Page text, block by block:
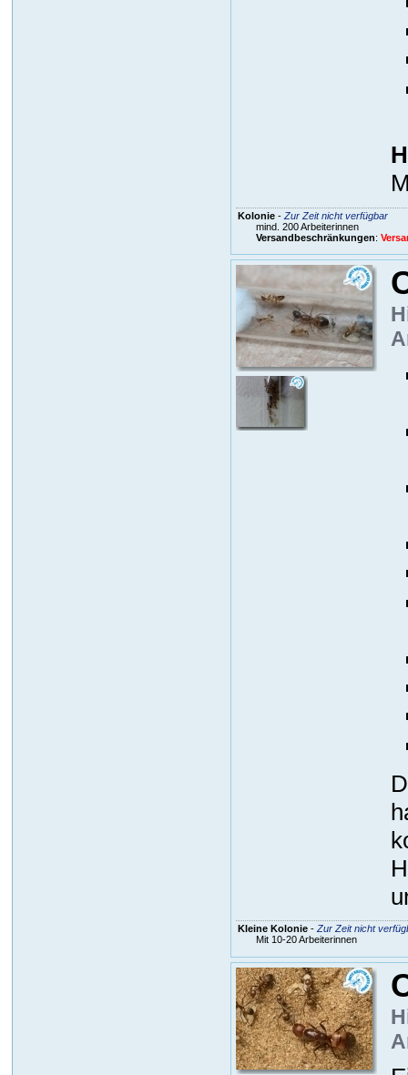
Kolonie- Zur Zeit nicht verfügbar
mind. 200 Arbeiterinnen
Versandbeschränkungen:
Kleine Kolonie- Zur Zeit nicht
Mit 10-20 Arbeiterinnen